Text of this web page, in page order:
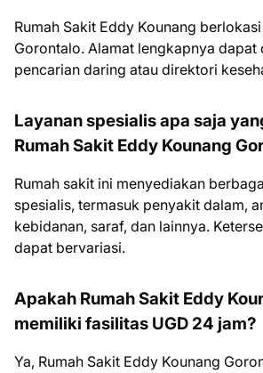
Rumah Sakit Eddy Kounang
Gorontalo. Alamat lengkapnya dapat
pencarian daring atau direktori
Layanan spesialis apa saja
Rumah Sakit Eddy Kounang
Rumah sakit ini menyediakan
spesialis, termasuk penyakit dalam,
kebidanan, saraf, dan lainnya.
dapat bervariasi.
Apakah Rumah Sakit Eddy
memiliki fasilitas UGD 24 jam?
Ya, Rumah Sakit Eddy Kounang